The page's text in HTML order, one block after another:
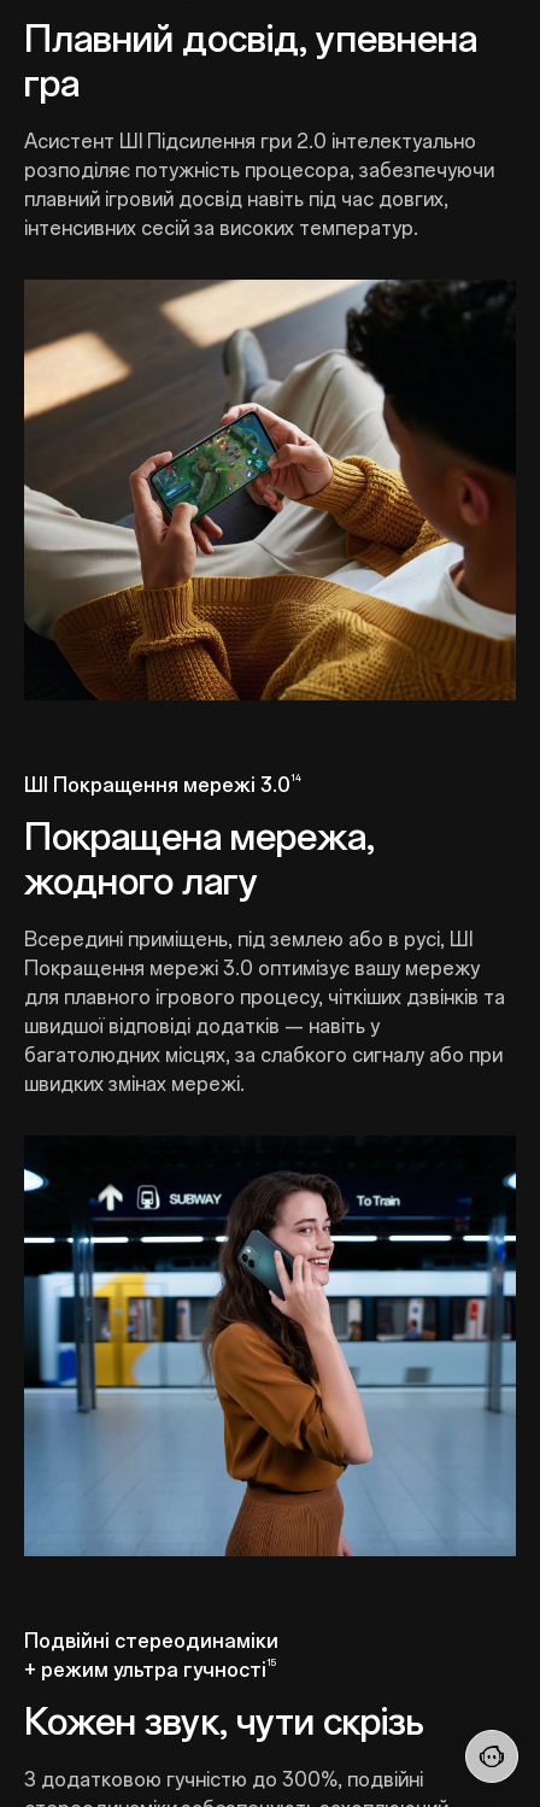
Плавний досвід, упевнена
гра
Асистент ШІ Підсилення гри 2.0 інтелектуально
розподіляє потужність процесора, забезпечуючи
плавний ігровий досвід навіть під час довгих,
інтенсивних сесій за високих температур.
ШІ Покращення мережі 3.0 14
Покращена мережа,
жодного лагу
Всередині приміщень, під землею або в русі, ШІ
Покращення мережі 3.0 оптимізує вашу мережу
для плавного ігрового процесу, чіткіших дзвінків та
швидшої відповіді додатків — навіть у
багатолюдних місцях, за слабкого сигналу або при
швидких змінах мережі.
Подвійні стереодинаміки
+ режим ультра гучності 15
Кожен звук, чути скрізь
З додатковою гучністю до 300%, подвійні